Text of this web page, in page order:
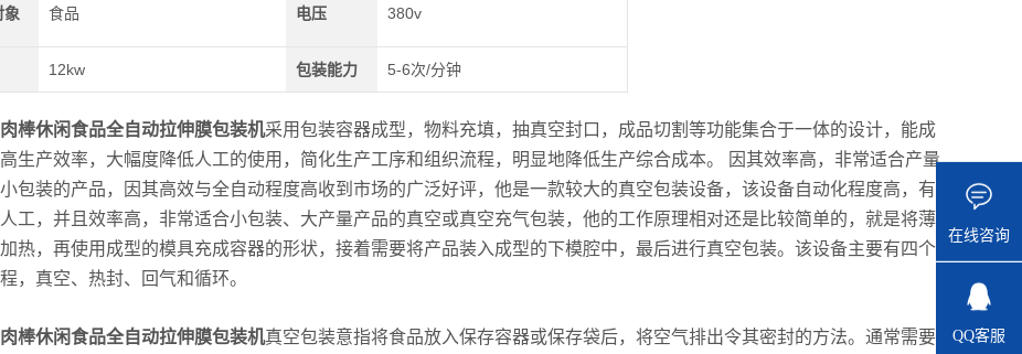
象 食品 电压 380v
12kw 包装能力 5-6次/分钟
棒休闲食品全自动拉伸膜包装机采用包装容器成型，物料充填，抽真空封口，成品切割等功能集合于一体的设计，能成
生产效率，大幅度降低人工的使用，简化生产工序和组织流程，明显地降低生产综合成本。 因其效率高，非常适合产量
包装的产品，因其高效与全自动程度高收到市场的广泛好评，他是一款较大的真空包装设备，该设备自动化程度高，有
工，并且效率高，非常适合小包装、大产量产品的真空或真空充气包装，他的工作原理相对还是比较简单的，就是将薄
热，再使用成型的模具充成容器的形状，接着需要将产品装入成型的下模腔中，最后进行真空包装。该设备主要有四个
，真空、热封、回气和循环。
棒休闲食品全自动拉伸膜包装机真空包装意指将食品放入保存容器或保存袋后，将空气排出令其密封的方法。通常需要
在线咨询
QQ客服